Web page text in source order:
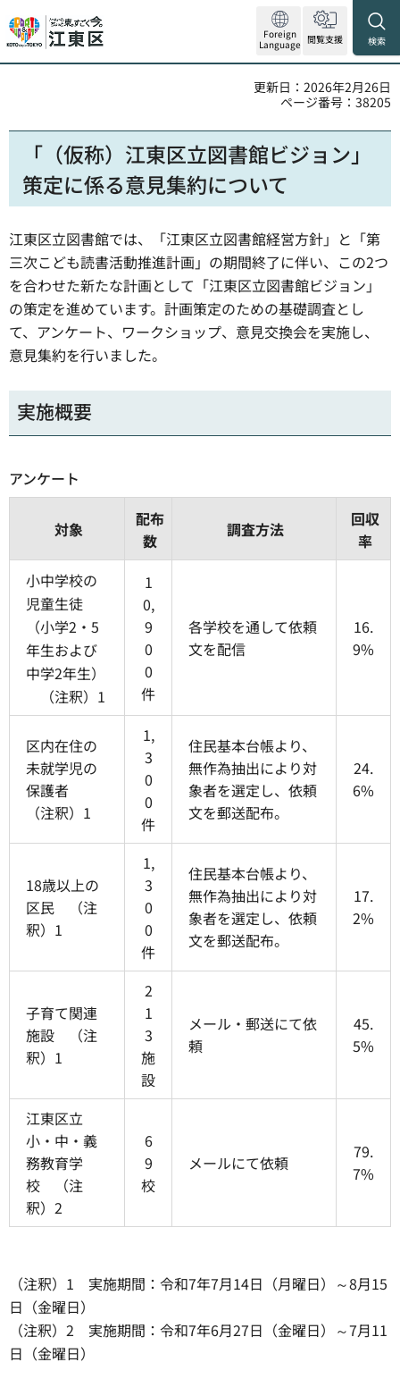
Foreign
Language 閲覧支援 検索
更新日：2026年2月26日
ページ番号：38205
「（仮称）江東区立図書館ビジョン」
策定に係る意見集約について
江東区立図書館では、「江東区立図書館経営方針」と「第
三次こども読書活動推進計画」の期間終了に伴い、この2つ
を合わせた新たな計画として「江東区立図書館ビジョン」
の策定を進めています。計画策定のための基礎調査とし
て、アンケート、ワークショップ、意見交換会を実施し、
意見集約を行いました。
実施概要
アンケート
対象
配布
数
調査方法
回収
率
小中学校の
児童生徒
（小学2・5
年生および
中学2年生）
（注釈）1
1
0,
9
0
0
件
各学校を通して依頼
文を配信
16.
9%
区内在住の
未就学児の
保護者
（注釈）1
1,
3
0
0
件
住民基本台帳より、
無作為抽出により対
象者を選定し、依頼
文を郵送配布。
24.
6%
18歳以上の
区民 （注
釈）1
1,
3
0
0
件
住民基本台帳より、
無作為抽出により対
象者を選定し、依頼
文を郵送配布。
17.
2%
子育て関連
施設 （注
釈）1
2
1
3
施
設
メール・郵送にて依
頼
45.
5%
江東区立
小・中・義
務教育学
校 （注
釈）2
6
9
校
メールにて依頼
79.
7%
（注釈）1 実施期間：令和7年7月14日（月曜日）～8月15
日（金曜日）
（注釈）2 実施期間：令和7年6月27日（金曜日）～7月11
日（金曜日）